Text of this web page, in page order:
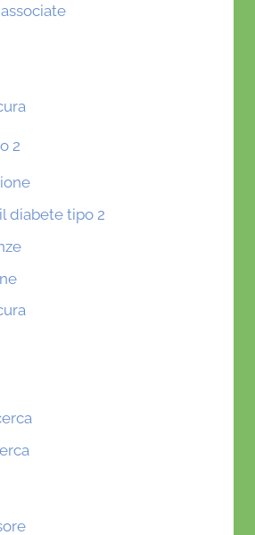
2
il diabete tipo 2